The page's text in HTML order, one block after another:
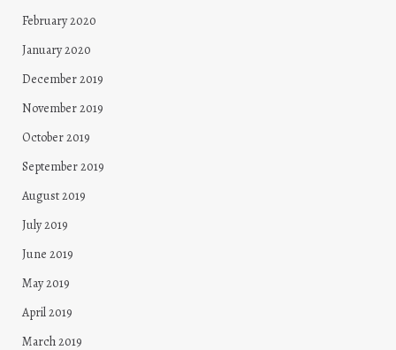
February 2020
January 2020
December 2019
November 2019
October 2019
September 2019
August 2019
July 2019
June 2019
May 2019
April 2019
March 2019